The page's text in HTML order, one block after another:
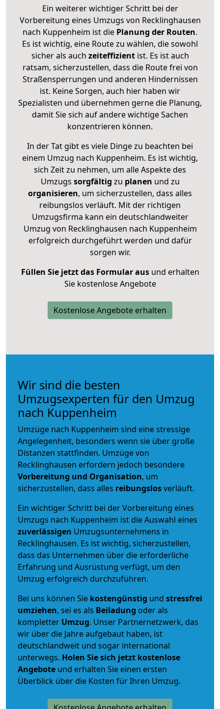
Ein weiterer wichtiger Schritt bei der
Vorbereitung eines Umzugs von Recklinghausen
nach Kuppenheim ist die Planung der Routen.
Es ist wichtig, eine Route zu wählen, die sowohl
sicher als auch zeiteffizientist. Es ist auch
ratsam, sicherzustellen, dass die Route frei von
Straßensperrungen und anderen Hindernissen
ist. Keine Sorgen, auch hier haben wir
Spezialisten und übernehmen gerne die Planung,
damit Sie sich auf andere wichtige Sachen
konzentrieren können.
In der Tat gibt es viele Dinge zu beachten bei
einem Umzug nach Kuppenheim. Es ist wichtig,
sich Zeit zu nehmen, um alle Aspekte des
Umzugs sorgfältig zu planen und zu
organisieren, um sicherzustellen, dass alles
reibungslos verläuft. Mit der richtigen
Umzugsfirma kann ein deutschlandweiter
Umzug von Recklinghausen nach Kuppenheim
erfolgreich durchgeführt werden und dafür
sorgen wir.
Füllen Sie jetzt das Formular ausund erhalten
Sie kostenlose Angebote
Kostenlose Angebote erhalten
Wir sind die besten
Umzugsexperten für den Umzug
nach Kuppenheim
Umzüge nach Kuppenheim sind eine stressige
Angelegenheit, besonders wenn sie über große
Distanzen stattfinden. Umzüge von
Recklinghausen erfordern jedoch besondere
Vorbereitung und Organisation, um
sicherzustellen, dass alles reibungslosverläuft.
Ein wichtiger Schritt bei der Vorbereitung eines
Umzugs nach Kuppenheim ist die Auswahl eines
zuverlässigen Umzugsunternehmens in
Recklinghausen. Es ist wichtig, sicherzustellen,
dass das Unternehmen über die erforderliche
Erfahrung und Ausrüstung verfügt, um den
Umzug erfolgreich durchzuführen.
Bei uns können Sie kostengünstig und stressfrei
umziehen, sei es als Beiladung oder als
kompletter Umzug. Unser Partnernetzwerk, das
wir über die Jahre aufgebaut haben, ist
deutschlandweit und sogar international
unterwegs. Holen Sie sich jetzt kostenlose
Angebote und erhalten Sie einen ersten
Überblick über die Kosten für Ihren Umzug.